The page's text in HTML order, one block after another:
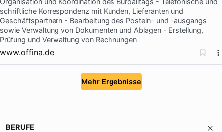
Organisation und Koordination des Büroalltags - Telefonische und
schriftliche Korrespondenz mit Kunden, Lieferanten und
Geschäftspartnern - Bearbeitung des Postein- und -ausgangs
sowie Verwaltung von Dokumenten und Ablagen - Erstellung,
Prüfung und Verwaltung von Rechnungen
www.offina.de
Mehr Ergebnisse
BERUFE